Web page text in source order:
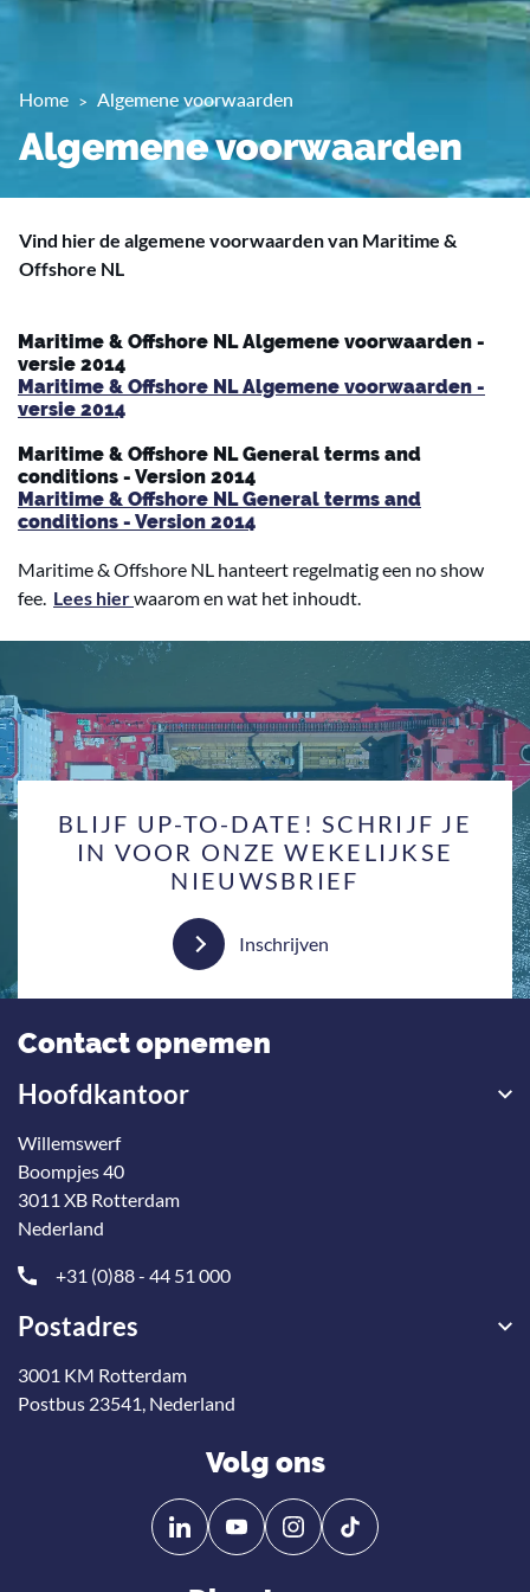
Home Algemene voorwaarden
Algemene voorwaarden
Vind hier de algemene voorwaarden van Maritime &
Offshore NL
Maritime & Offshore NL Algemene voorwaarden -
versie 2014
Maritime & Offshore NL Algemene voorwaarden -
versie 2014
Maritime & Offshore NL General terms and
conditions - Version 2014
Maritime & Offshore NL General terms and
conditions - Version 2014
Maritime & Offshore NL hanteert regelmatig een no show
fee. Lees hierwaarom en wat het inhoudt.
BLIJF UP-TO-DATE! SCHRIJF JE
IN VOOR ONZE WEKELIJKSE
NIEUWSBRIEF
Inschrijven
Contact opnemen
Hoofdkantoor
Willemswerf
Boompjes 40
3011 XB Rotterdam
Nederland
+31 (0)88 - 44 51 000
Postadres
3001 KM Rotterdam
Postbus 23541, Nederland
Volg ons
Volg
ons
Volg
ons